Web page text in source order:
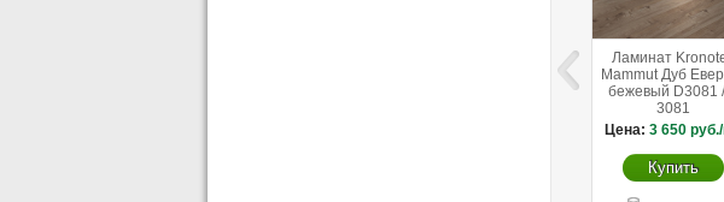
Ламинат
Mammut Дуб
бежевый D3081
3081
Цена: 3 650
Купить